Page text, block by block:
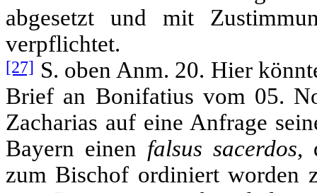
abgesetzt und mit
verpflichtet.
[27] S. oben Anm. 20. Hier
Brief an Bonifatius vom 05.
Zacharias auf eine Anfrage
Bayern einen falsus sacerdos,
zum Bischof ordiniert worden